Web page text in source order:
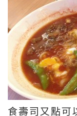
食壽司又點